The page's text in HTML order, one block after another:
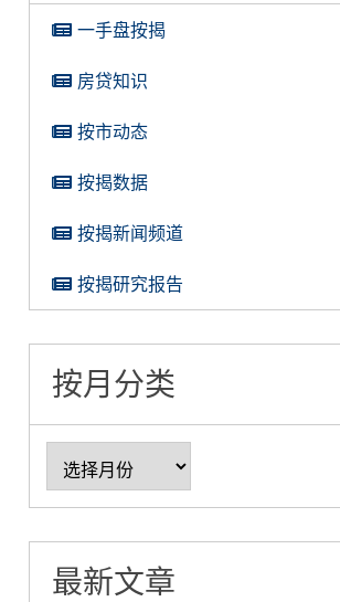
一手盘按揭
房贷知识
按市动态
按揭数据
按揭新闻频道
按揭研究报告
按月分类
最新文章